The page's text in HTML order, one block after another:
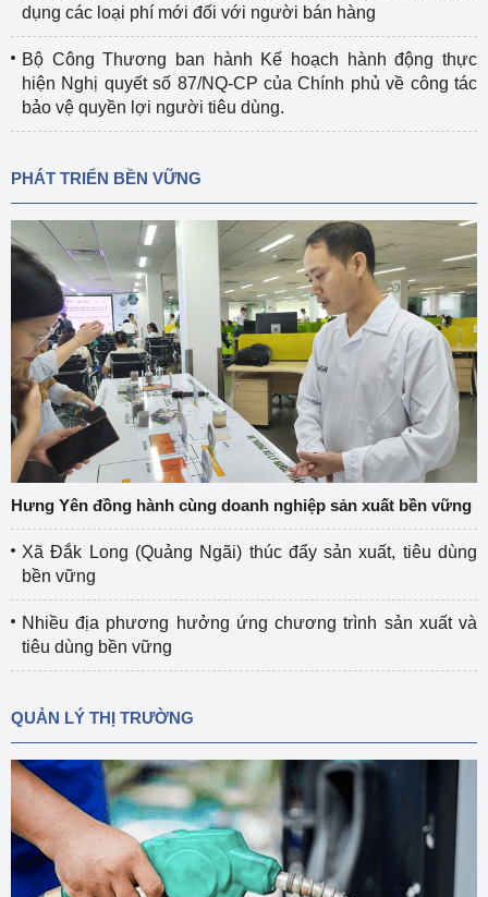
dụng các loại phí mới đối với người bán hàng
Bộ Công Thương ban hành Kế hoạch hành động thực
hiện Nghị quyết số 87/NQ-CP của Chính phủ về công tác
bảo vệ quyền lợi người tiêu dùng.
PHÁT TRIỂN BỀN VỮNG
Hưng Yên đồng hành cùng doanh nghiệp sản xuất bền vững
Xã Đắk Long (Quảng Ngãi) thúc đẩy sản xuất, tiêu dùng
bền vững
Nhiều địa phương hưởng ứng chương trình sản xuất và
tiêu dùng bền vững
QUẢN LÝ THỊ TRƯỜNG